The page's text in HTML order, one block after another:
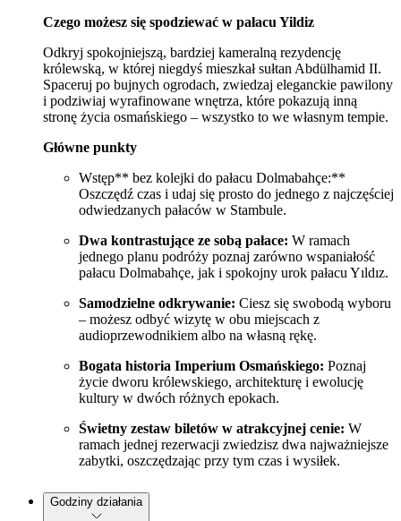
Czego możesz się spodziewać w pałacu Yildiz
Odkryj spokojniejszą, bardziej kameralną rezydencję
królewską, w której niegdyś mieszkał sułtan Abdülhamid II.
Spaceruj po bujnych ogrodach, zwiedzaj eleganckie pawilony
i podziwiaj wyrafinowane wnętrza, które pokazują inną
stronę życia osmańskiego – wszystko to we własnym tempie.
Główne punkty
Wstęp** bez kolejki do pałacu Dolmabahçe:**
Oszczędź czas i udaj się prosto do jednego z najczęściej
odwiedzanych pałaców w Stambule.
Dwa kontrastujące ze sobą pałace: W ramach
jednego planu podróży poznaj zarówno wspaniałość
pałacu Dolmabahçe, jak i spokojny urok pałacu Yıldız.
Samodzielne odkrywanie: Ciesz się swobodą wyboru
– możesz odbyć wizytę w obu miejscach z
audioprzewodnikiem albo na własną rękę.
Bogata historia Imperium Osmańskiego: Poznaj
życie dworu królewskiego, architekturę i ewolucję
kultury w dwóch różnych epokach.
Świetny zestaw biletów w atrakcyjnej cenie: W
ramach jednej rezerwacji zwiedzisz dwa najważniejsze
zabytki, oszczędzając przy tym czas i wysiłek.
Godziny działania